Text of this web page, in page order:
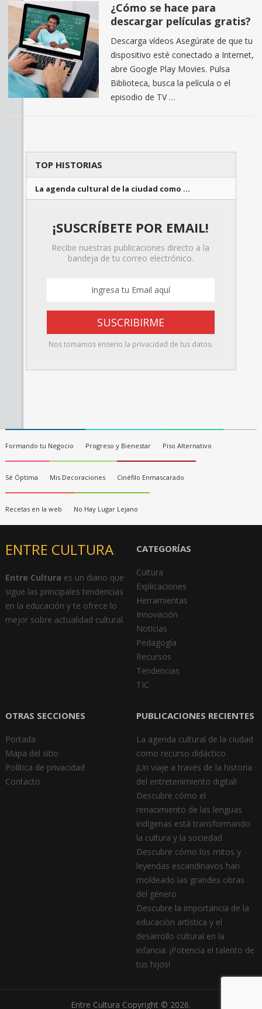
¿Cómo se hace para
descargar películas gratis?
Descarga vídeos Asegúrate de que tu
dispositivo esté conectado a Internet,
abre Google Play Movies. Pulsa
Biblioteca, busca la película o el
episodio de TV …
TOP HISTORIAS
La agenda cultural de la ciudad como …
¡SUSCRÍBETE POR EMAIL!
Recibe nuestras publicaciones directo a la
bandeja de tu correo electrónico.
Nos tomamos enserio la privacidad de tus datos.
Formando tu Negocio Progreso y Bienestar Piso Alternativo
Sé Óptima Mis Decoraciones Cinéfilo Enmascarado
Recetas en la web No Hay Lugar Lejano
ENTRE CULTURA
Entre Cultura es un diario que
sigue las principales tendencias
en la educación y te ofrece lo
mejor sobre actualidad cultural.
CATEGORÍAS
Cultura
Explicaciones
Herramientas
Innovación
Noticias
Pedagogía
Recursos
Tendencias
TIC
OTRAS SECCIONES
Portada
Mapa del sitio
Política de privacidad
Contacto
PUBLICACIONES RECIENTES
La agenda cultural de la ciudad
como recurso didáctico
¡Un viaje a través de la historia
del entretenimiento digital!
Descubre cómo el
renacimiento de las lenguas
indígenas está transformando
la cultura y la sociedad
Descubre cómo los mitos y
leyendas escandinavos han
moldeado las grandes obras
del género
Descubre la importancia de la
educación artística y el
desarrollo cultural en la
infancia: ¡Potencia el talento de
tus hijos!
Entre Cultura Copyright © 2026.